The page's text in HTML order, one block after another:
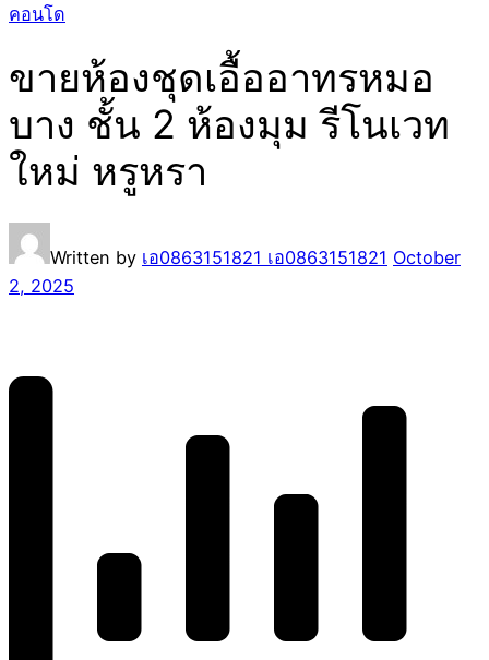
คอนโด
ขายห้องชุดเอื้ออาทรหมอ
บาง ชั้น 2 ห้องมุม รีโนเวท
ใหม่ หรูหรา
Written by เอ0863151821 เอ0863151821 October
2, 2025